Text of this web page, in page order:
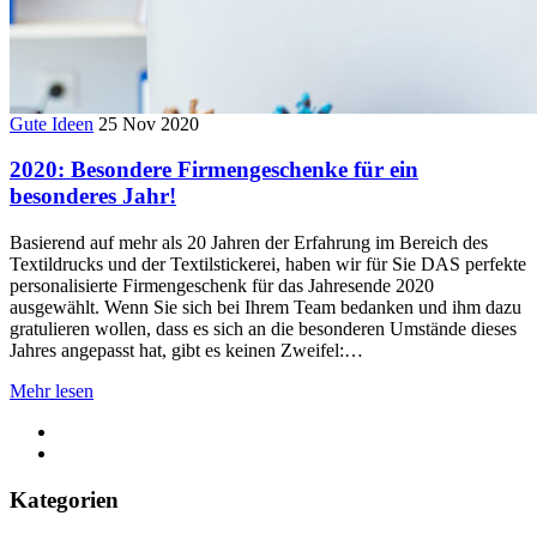
Gute Ideen 25 Nov 2020
2020: Besondere Firmengeschenke für ein
besonderes Jahr!
Basierend auf mehr als 20 Jahren der Erfahrung im Bereich des
Textildrucks und der Textilstickerei, haben wir für Sie DAS perfekte
personalisierte Firmengeschenk für das Jahresende 2020
ausgewählt. Wenn Sie sich bei Ihrem Team bedanken und ihm dazu
gratulieren wollen, dass es sich an die besonderen Umstände dieses
Jahres angepasst hat, gibt es keinen Zweifel:…
Mehr lesen
Kategorien